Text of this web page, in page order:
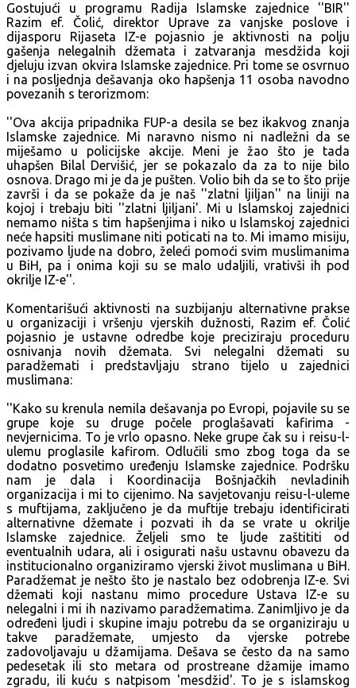
Gostujući u programu Radija Islamske zajednice ''BIR''
Razim ef. Čolić, direktor Uprave za vanjske poslove i
dijasporu Rijaseta IZ-e pojasnio je aktivnosti na polju
gašenja nelegalnih džemata i zatvaranja mesdžida koji
djeluju izvan okvira Islamske zajednice. Pri tome se osvrnuo
i na posljednja dešavanja oko hapšenja 11 osoba navodno
povezanih s terorizmom:
''Ova akcija pripadnika FUP-a desila se bez ikakvog znanja
Islamske zajednice. Mi naravno nismo ni nadležni da se
miješamo u policijske akcije. Meni je žao što je tada
uhapšen Bilal Dervišić, jer se pokazalo da za to nije bilo
osnova. Drago mi je da je pušten. Volio bih da se to što prije
završi i da se pokaže da je naš ''zlatni ljiljan'' na liniji na
kojoj i trebaju biti ''zlatni ljiljani'. Mi u Islamskoj zajednici
nemamo ništa s tim hapšenjima i niko u Islamskoj zajednici
neće hapsiti muslimane niti poticati na to. Mi imamo misiju,
pozivamo ljude na dobro, želeći pomoći svim muslimanima
u BiH, pa i onima koji su se malo udaljili, vrativši ih pod
okrilje IZ-e''.
Komentarišući aktivnosti na suzbijanju alternativne prakse
u organizaciji i vršenju vjerskih dužnosti, Razim ef. Čolić
pojasnio je ustavne odredbe koje preciziraju proceduru
osnivanja novih džemata. Svi nelegalni džemati su
paradžemati i predstavljaju strano tijelo u zajednici
muslimana:
''Kako su krenula nemila dešavanja po Evropi, pojavile su se
grupe koje su druge počele proglašavati kafirima -
nevjernicima. To je vrlo opasno. Neke grupe čak su i reisu-l-
ulemu proglasile kafirom. Odlučili smo zbog toga da se
dodatno posvetimo uređenju Islamske zajednice. Podršku
nam je dala i Koordinacija Bošnjačkih nevladinih
organizacija i mi to cijenimo. Na savjetovanju reisu-l-uleme
s muftijama, zaključeno je da muftije trebaju identificirati
alternativne džemate i pozvati ih da se vrate u okrilje
Islamske zajednice. Željeli smo te ljude zaštititi od
eventualnih udara, ali i osigurati našu ustavnu obavezu da
institucionalno organiziramo vjerski život muslimana u BiH.
Paradžemat je nešto što je nastalo bez odobrenja IZ-e. Svi
džemati koji nastanu mimo procedure Ustava IZ-e su
nelegalni i mi ih nazivamo paradžematima. Zanimljivo je da
određeni ljudi i skupine imaju potrebu da se organiziraju u
takve paradžemate, umjesto da vjerske potrebe
zadovoljavaju u džamijama. Dešava se često da na samo
pedesetak ili sto metara od prostreane džamije imamo
zgradu, ili kuću s natpisom 'mesdžid'. To je s islamskog